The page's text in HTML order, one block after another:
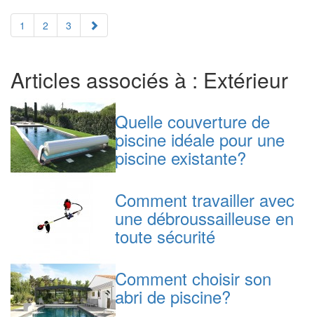
1 2 3
Articles associés à : Extérieur
Quelle couverture de
piscine idéale pour une
piscine existante?
Comment travailler avec
une débroussailleuse en
toute sécurité
Comment choisir son
abri de piscine?